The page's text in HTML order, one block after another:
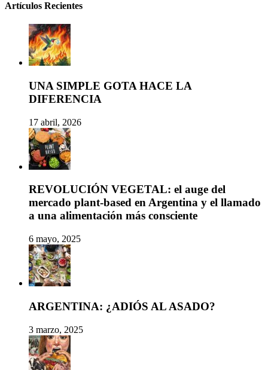
Artículos Recientes
UNA SIMPLE GOTA HACE LA
DIFERENCIA
17 abril, 2026
REVOLUCIÓN VEGETAL: el auge del
mercado plant-based en Argentina y el llamado
a una alimentación más consciente
6 mayo, 2025
ARGENTINA: ¿ADIÓS AL ASADO?
3 marzo, 2025